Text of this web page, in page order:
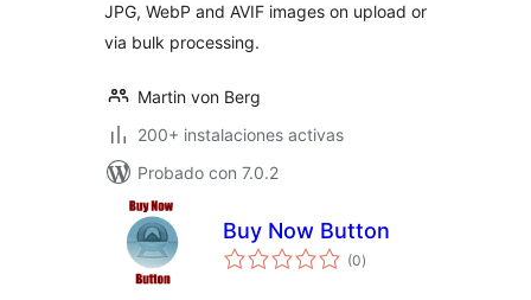
JPG, WebP and AVIF images on upload or
via bulk processing.
Martin von Berg
200+ instalaciones activas
Probado con 7.0.2
Buy Now Button
(0total
de
)